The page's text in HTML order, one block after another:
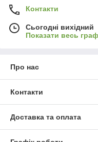
Контакти
Сьогодні вихідний
Показати весь
Про нас
Контакти
Доставка та оплата